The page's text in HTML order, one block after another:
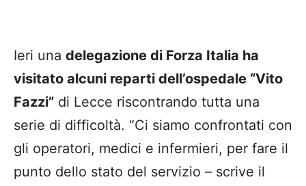
Ieri una delegazione di Forza Italia ha
visitato alcuni reparti dell’ospedale “Vito
Fazzi” di Lecce riscontrando tutta una
serie di difficoltà. “Ci siamo confrontati con
gli operatori, medici e infermieri, per fare il
punto dello stato del servizio – scrive il